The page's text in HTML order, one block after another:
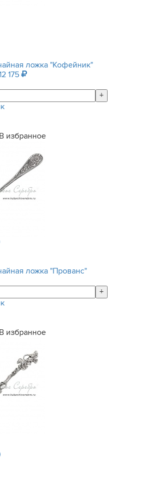
ложка "Кофейник"
175
+
В избранное
ложка "Прованс"
+
В избранное